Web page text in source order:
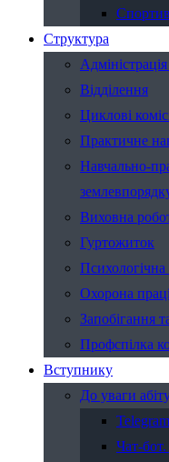
Структура
Відділення
Циклові
Практичне
Навчально-
Виховна
Гуртожиток
Охорона праці
Запобігання
Профспілка
Вступнику
До уваги
Чат-